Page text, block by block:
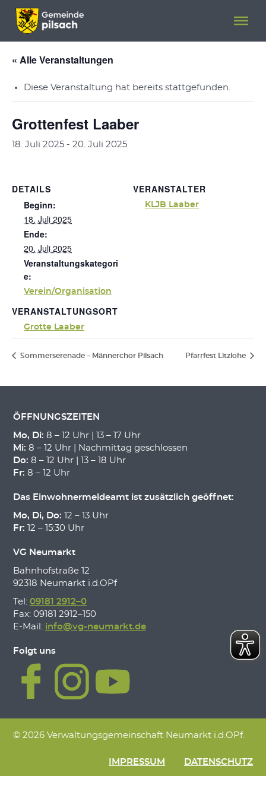
Menü überspringen
Menü überspringen
« Alle Veranstaltungen
Diese Veranstaltung hat bereits stattgefunden.
Grottenfest Laaber
18. Juli 2025 - 20. Juli 2025
DETAILS
Beginn:
18. Juli 2025
Ende:
20. Juli 2025
Veranstaltungskategori
e:
Verein/Organisation
VERANSTALTUNGSORT
Grotte Laaber
VERANSTALTER
KLJB Laaber
Sommerserenade – Männerchor Pilsach Pfarrfest Litzlohe
ÖFFNUNGSZEITEN
Mo, Di: 8 – 12 Uhr | 13 – 17 Uhr
Mi: 8 – 12 Uhr | Nachmittag geschlossen
Do: 8 – 12 Uhr | 13 – 18 Uhr
Fr: 8 – 12 Uhr
Das Einwohnermeldeamt ist zusätzlich geöffnet:
Mo, Di, Do: 12 – 13 Uhr
Fr: 12 – 15:30 Uhr
VG Neumarkt
Bahnhofstraße 12
92318 Neumarkt i.d.OPf
Tel: 09181 2912–0
Fax: 09181 2912–150
E-Mail: info@vg-neumarkt.de
Folgt uns
© 2026 Verwaltungsgemeinschaft Neumarkt i.d.OPf.
IMPRESSUM DATENSCHUTZ